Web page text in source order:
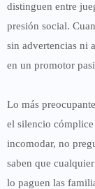
distinguen entre
presión social.
sin advertencias ni
en un promotor
Lo más
el silencio cómplice
incomodar, no
saben que
lo paguen las